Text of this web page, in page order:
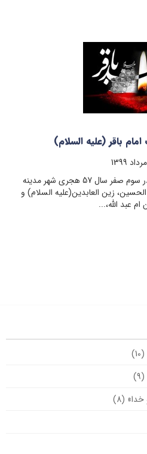
باقر (علیه السلام)
حضرت ابو جعفر، باقر العلوم، در سوم صفر سال 57 هجری شهر مدینه
زین العابدین(علیه السلام) و
ام عبد الله،...
(8)